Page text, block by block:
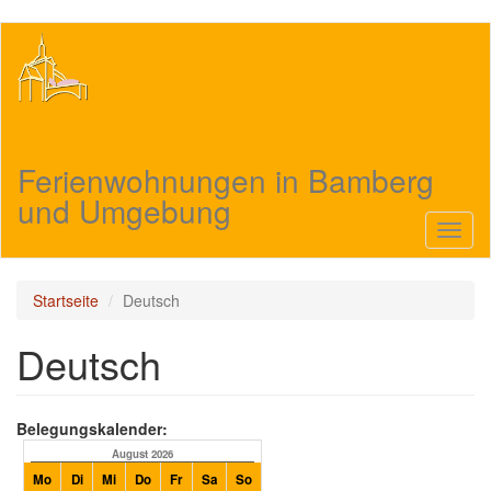
Inhalt
Ferienwohnungen in Bamberg
und Umgebung
Startseite Deutsch
Deutsch
Belegungskalender:
August 2026
Mo Di Mi Do Fr Sa So